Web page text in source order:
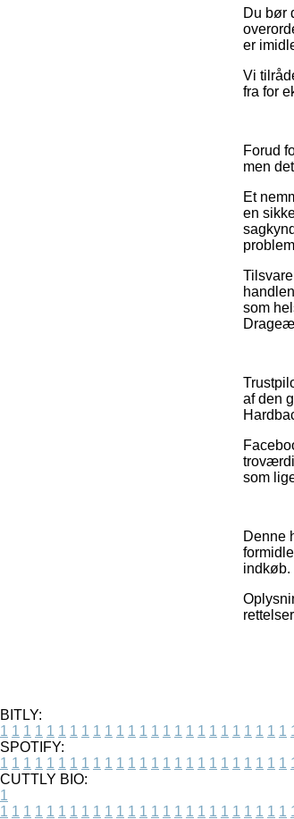
Du bør
er
Vi
fra for
Forud
men
Et
en
som
af den
som
Denne
indkøb.
BITLY:
1 1 1 1 1 1 1 1 1 1 1 1 1 1 1 1 1 1 1 1 1 1 1 1 1
SPOTIFY:
1 1 1 1 1 1 1 1 1 1 1 1 1 1 1 1 1 1 1 1 1 1 1 1 1
CUTTLY BIO:
1
1 1 1 1 1 1 1 1 1 1 1 1 1 1 1 1 1 1 1 1 1 1 1 1 1